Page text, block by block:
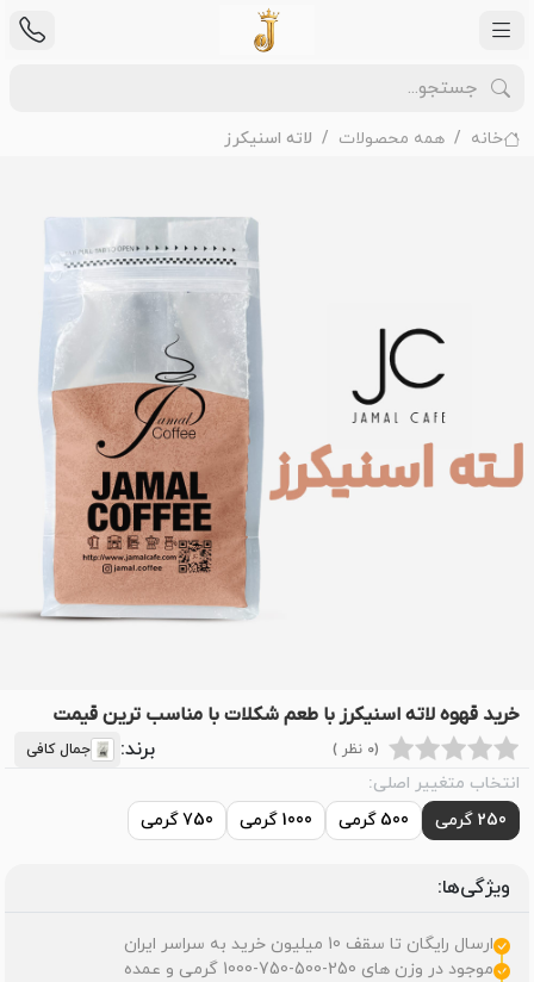
خانه همه محصولات لاته اسنیکرز
خرید قهوه لاته اسنیکرز با طعم شکلات با مناسب ترین قیمت
(0 نظر ) برند: جمال کافی
انتخاب متغییر اصلی:
250 گرمی
500 گرمی 1000 گرمی 750 گرمی
ویژگی‌ها:
ارسال رایگان تا سقف 10 میلیون خرید به سراسر ایران
موجود در وزن های 250-500-750-1000 گرمی و عمده